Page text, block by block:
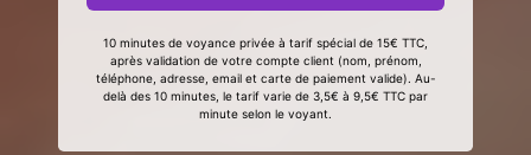
10 minutes de voyance privée à tarif spécial de 15€ TTC,
après validation de votre compte client (nom, prénom,
téléphone, adresse, email et carte de paiement valide). Au-
delà des 10 minutes, le tarif varie de 3,5€ à 9,5€ TTC par
minute selon le voyant.